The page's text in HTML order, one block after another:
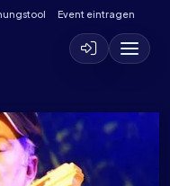
Event eintragen